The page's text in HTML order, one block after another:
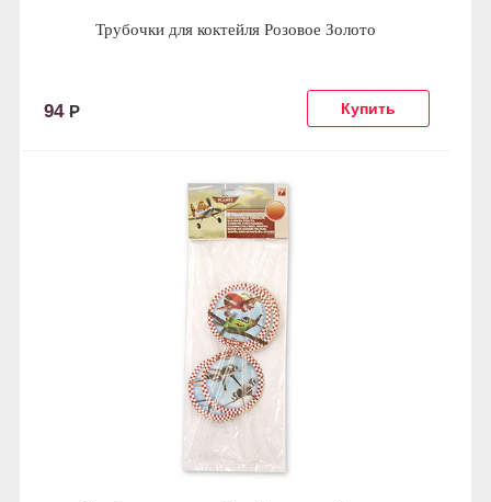
Трубочки для коктейля Розовое Золото
94 Р